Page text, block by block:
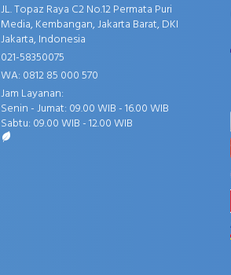
JL. Topaz Raya C2 No.12 Permata Puri
Media, Kembangan, Jakarta Barat, DKI
Jakarta, Indonesia
021-58350075
WA: 0812 85 000 570
Jam Layanan:
Senin - Jumat: 09.00 WIB - 16.00 WIB
Sabtu: 09.00 WIB - 12.00 WIB